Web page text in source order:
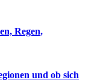
Regen,
und ob sich